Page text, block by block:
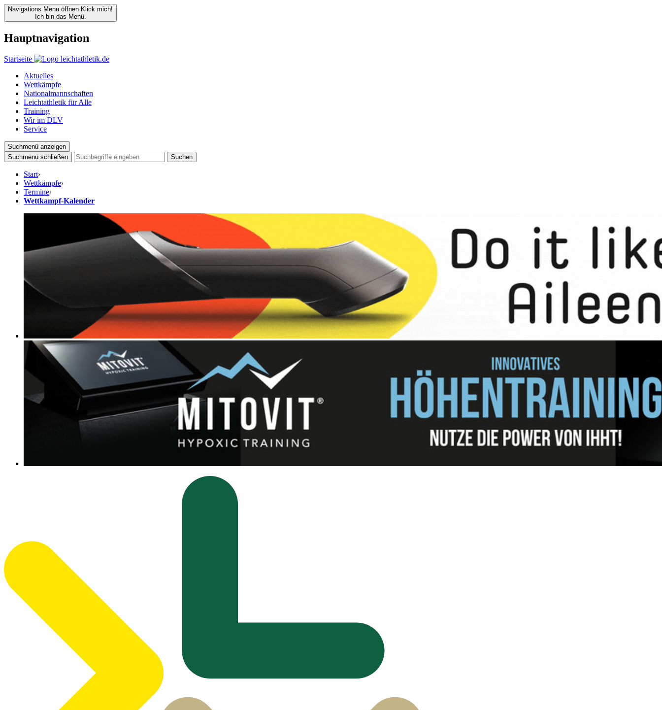
Navigations Menu öffnen Klick mich!
Ich bin das Menü.
Hauptnavigation
Startseite
Aktuelles
Wettkämpfe
Nationalmannschaften
Leichtathletik für Alle
Training
Wir im DLV
Service
Suchmenü anzeigen
Suchmenü schließen
Suchen
Start›
Wettkämpfe›
Termine›
Wettkampf-Kalender